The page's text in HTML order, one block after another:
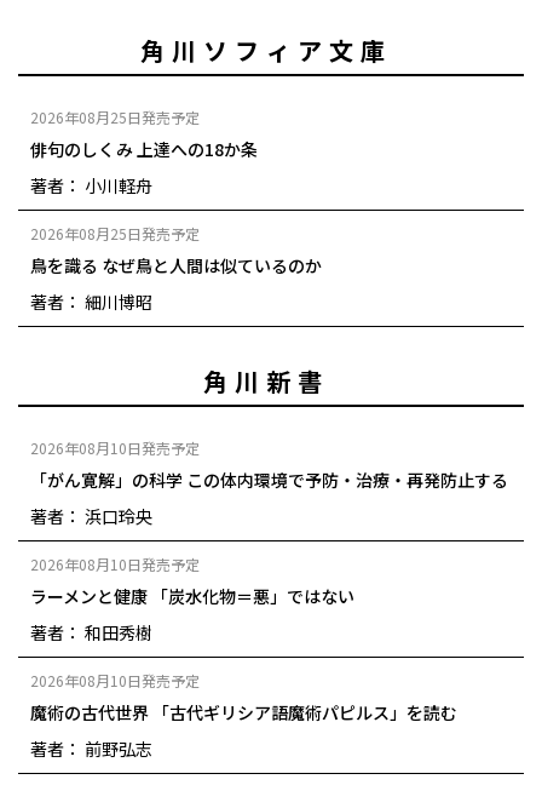
角川ソフィア文庫
2026年08月25日発売予定
俳句のしくみ 上達への18か条
著者： 小川軽舟
2026年08月25日発売予定
鳥を識る なぜ鳥と人間は似ているのか
著者： 細川博昭
角川新書
2026年08月10日発売予定
「がん寛解」の科学 この体内環境で予防・治療・再発防止する
著者： 浜口玲央
2026年08月10日発売予定
ラーメンと健康 「炭水化物＝悪」ではない
著者： 和田秀樹
2026年08月10日発売予定
魔術の古代世界 「古代ギリシア語魔術パピルス」を読む
著者： 前野弘志